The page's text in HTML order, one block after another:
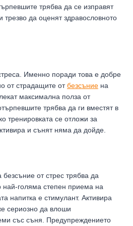
трябва да се изправят
трезво да оценят здравословното
Именно поради това е добре
от страдащите отбезсъние на
максимална полза от
трябва да ги вместят в
тренировката се отложи за
и сънят няма да дойде.
от стрес трябва да
най-голяма степен приема на
напитка е стимулант. Активира
сериозно да влоши
със съня. Предупреждението